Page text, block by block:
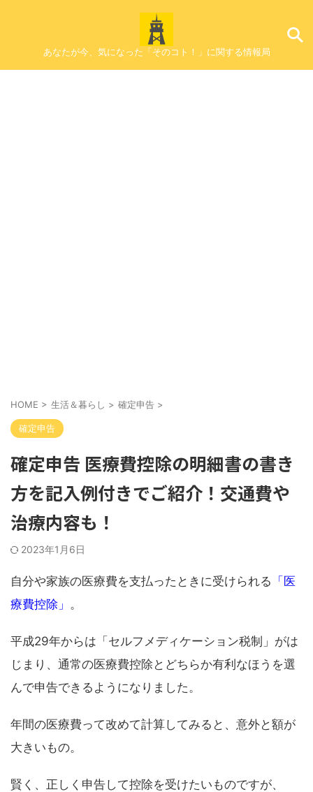
あなたが今、気になった「そのコト！」に関する情報局
HOME > 生活＆暮らし > 確定申告 >
確定申告
確定申告 医療費控除の明細書の書き
方を記入例付きでご紹介！交通費や
治療内容も！
2023年1月6日
自分や家族の医療費を支払ったときに受けられる 「医
療費控除」 。
平成29年からは「セルフメディケーション税制」がは
じまり、通常の医療費控除とどちらか有利なほうを選
んで申告できるようになりました。
年間の医療費って改めて計算してみると、意外と額が
大きいもの。
賢く、正しく申告して控除を受けたいものですが、